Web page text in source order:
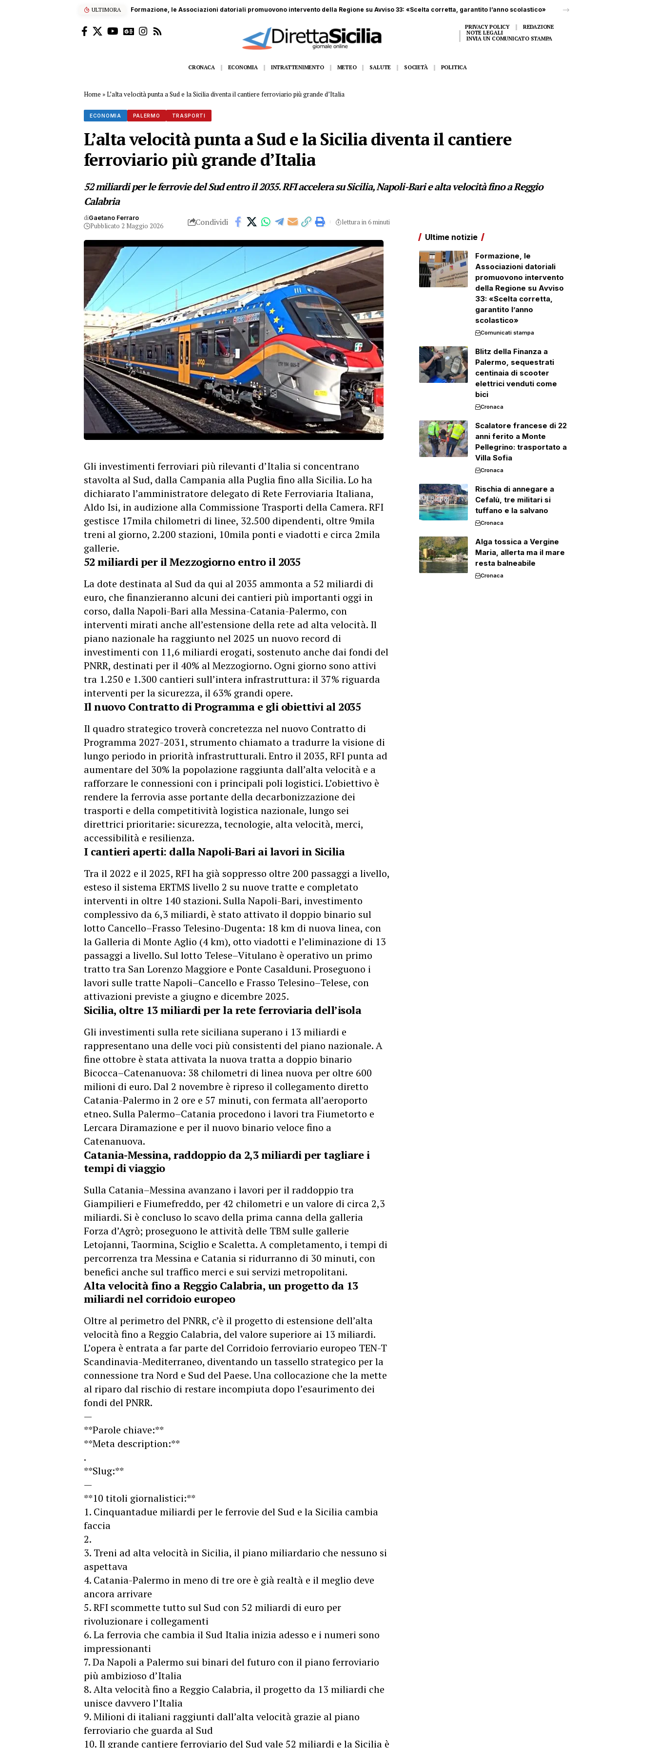
ULTIMORA Blitz della Finanza a Palermo, sequestrati centinaia di scooter elettrici venduti come bici
PRIVACY POLICY
REDAZIONE
NOTE LEGALI
INVIA UN COMUNICATO STAMPA
CRONACA ECONOMIA INTRATTENIMENTO METEO SALUTE SOCIETÀ POLITICA
Home »L’alta velocità punta a Sud e la Sicilia diventa il cantiere ferroviario più grande d’Italia
ECONOMIA PALERMO TRASPORTI
L’alta velocità punta a Sud e la Sicilia diventa il cantiere
ferroviario più grande d’Italia
52 miliardi per le ferrovie del Sud entro il 2035. RFI accelera su Sicilia, Napoli-Bari e alta velocità fino a Reggio
Calabria
diGaetano Ferraro
Pubblicato 2 Maggio 2026 Condividi lettura in 6 minuti
Gli investimenti ferroviari più rilevanti d’Italia si concentrano
stavolta al Sud, dalla Campania alla Puglia fino alla Sicilia. Lo ha
dichiarato l’amministratore delegato di Rete Ferroviaria Italiana,
Aldo Isi, in audizione alla Commissione Trasporti della Camera. RFI
gestisce 17mila chilometri di linee, 32.500 dipendenti, oltre 9mila
treni al giorno, 2.200 stazioni, 10mila ponti e viadotti e circa 2mila
gallerie.
52 miliardi per il Mezzogiorno entro il 2035
La dote destinata al Sud da qui al 2035 ammonta a 52 miliardi di
euro, che finanzieranno alcuni dei cantieri più importanti oggi in
corso, dalla Napoli-Bari alla Messina-Catania-Palermo, con
interventi mirati anche all’estensione della rete ad alta velocità. Il
piano nazionale ha raggiunto nel 2025 un nuovo record di
investimenti con 11,6 miliardi erogati, sostenuto anche dai fondi del
PNRR, destinati per il 40% al Mezzogiorno. Ogni giorno sono attivi
tra 1.250 e 1.300 cantieri sull’intera infrastruttura: il 37% riguarda
interventi per la sicurezza, il 63% grandi opere.
Il nuovo Contratto di Programma e gli obiettivi al 2035
Il quadro strategico troverà concretezza nel nuovo Contratto di
Programma 2027-2031, strumento chiamato a tradurre la visione di
lungo periodo in priorità infrastrutturali. Entro il 2035, RFI punta ad
aumentare del 30% la popolazione raggiunta dall’alta velocità e a
rafforzare le connessioni con i principali poli logistici. L’obiettivo è
rendere la ferrovia asse portante della decarbonizzazione dei
trasporti e della competitività logistica nazionale, lungo sei
direttrici prioritarie: sicurezza, tecnologie, alta velocità, merci,
accessibilità e resilienza.
I cantieri aperti: dalla Napoli-Bari ai lavori in Sicilia
Tra il 2022 e il 2025, RFI ha già soppresso oltre 200 passaggi a livello,
esteso il sistema ERTMS livello 2 su nuove tratte e completato
interventi in oltre 140 stazioni. Sulla Napoli-Bari, investimento
complessivo da 6,3 miliardi, è stato attivato il doppio binario sul
lotto Cancello–Frasso Telesino-Dugenta: 18 km di nuova linea, con
la Galleria di Monte Aglio (4 km), otto viadotti e l’eliminazione di 13
passaggi a livello. Sul lotto Telese–Vitulano è operativo un primo
tratto tra San Lorenzo Maggiore e Ponte Casalduni. Proseguono i
lavori sulle tratte Napoli–Cancello e Frasso Telesino–Telese, con
attivazioni previste a giugno e dicembre 2025.
Sicilia, oltre 13 miliardi per la rete ferroviaria dell’isola
Gli investimenti sulla rete siciliana superano i 13 miliardi e
rappresentano una delle voci più consistenti del piano nazionale. A
fine ottobre è stata attivata la nuova tratta a doppio binario
Bicocca–Catenanuova: 38 chilometri di linea nuova per oltre 600
milioni di euro. Dal 2 novembre è ripreso il collegamento diretto
Catania-Palermo in 2 ore e 57 minuti, con fermata all’aeroporto
etneo. Sulla Palermo–Catania procedono i lavori tra Fiumetorto e
Lercara Diramazione e per il nuovo binario veloce fino a
Catenanuova.
Catania-Messina, raddoppio da 2,3 miliardi per tagliare i
tempi di viaggio
Sulla Catania–Messina avanzano i lavori per il raddoppio tra
Giampilieri e Fiumefreddo, per 42 chilometri e un valore di circa 2,3
miliardi. Si è concluso lo scavo della prima canna della galleria
Forza d’Agrò; proseguono le attività delle TBM sulle gallerie
Letojanni, Taormina, Sciglio e Scaletta. A completamento, i tempi di
percorrenza tra Messina e Catania si ridurranno di 30 minuti, con
benefici anche sul traffico merci e sui servizi metropolitani.
Alta velocità fino a Reggio Calabria, un progetto da 13
miliardi nel corridoio europeo
Oltre al perimetro del PNRR, c’è il progetto di estensione dell’alta
velocità fino a Reggio Calabria, del valore superiore ai 13 miliardi.
L’opera è entrata a far parte del Corridoio ferroviario europeo TEN-T
Scandinavia-Mediterraneo, diventando un tassello strategico per la
connessione tra Nord e Sud del Paese. Una collocazione che la mette
al riparo dal rischio di restare incompiuta dopo l’esaurimento dei
fondi del PNRR.
—
**Parole chiave:**
**Meta description:**
.
**Slug:**
—
**10 titoli giornalistici:**
1. Cinquantadue miliardi per le ferrovie del Sud e la Sicilia cambia
faccia
2.
3. Treni ad alta velocità in Sicilia, il piano miliardario che nessuno si
aspettava
4. Catania-Palermo in meno di tre ore è già realtà e il meglio deve
ancora arrivare
5. RFI scommette tutto sul Sud con 52 miliardi di euro per
rivoluzionare i collegamenti
6. La ferrovia che cambia il Sud Italia inizia adesso e i numeri sono
impressionanti
7. Da Napoli a Palermo sui binari del futuro con il piano ferroviario
più ambizioso d’Italia
8. Alta velocità fino a Reggio Calabria, il progetto da 13 miliardi che
unisce davvero l’Italia
9. Milioni di italiani raggiunti dall’alta velocità grazie al piano
ferroviario che guarda al Sud
10. Il grande cantiere ferroviario del Sud vale 52 miliardi e la Sicilia è
Ultime notizie
Formazione, le
Associazioni datoriali
promuovono intervento
della Regione su Avviso
33: «Scelta corretta,
garantito l’anno
scolastico»
Comunicati stampa
Blitz della Finanza a
Palermo, sequestrati
centinaia di scooter
elettrici venduti come
bici
Cronaca
Scalatore francese di 22
anni ferito a Monte
Pellegrino: trasportato a
Villa Sofia
Cronaca
Rischia di annegare a
Cefalù, tre militari si
tuffano e la salvano
Cronaca
Alga tossica a Vergine
Maria, allerta ma il mare
resta balneabile
Cronaca